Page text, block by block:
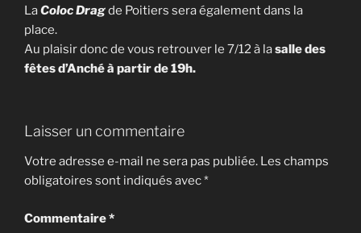
LaColoc Dragde Poitiers sera également dans la
place.
Au plaisir donc de vous retrouver le 7/12 à lasalle des
fêtes d’Anchéà partir de 19h.
Laisser un commentaire
Votre adresse e-mail ne sera pas publiée. Les champs
obligatoires sont indiqués avec*
Commentaire*